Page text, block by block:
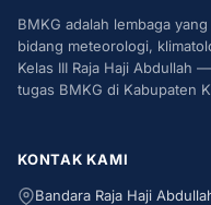
BMKG adalah lembaga
bidang meteorologi,
Kelas III Raja Haji Abdullah
tugas BMKG di Kabupaten
KONTAK KAMI
Bandara Raja Haji